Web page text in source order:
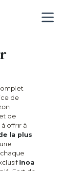
de
de
offrir à
la plus
Inoa